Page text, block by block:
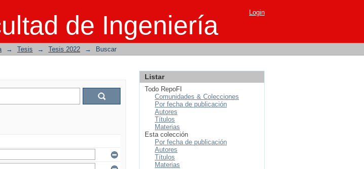
de Ingeniería Login
→ Tesis → Tesis 2022 → Buscar
Listar
Todo RepoFI
Comunidades & Colecciones
Por fecha de publicación
Autores
Títulos
Materias
Esta colección
Por fecha de publicación
Autores
Títulos
Materias